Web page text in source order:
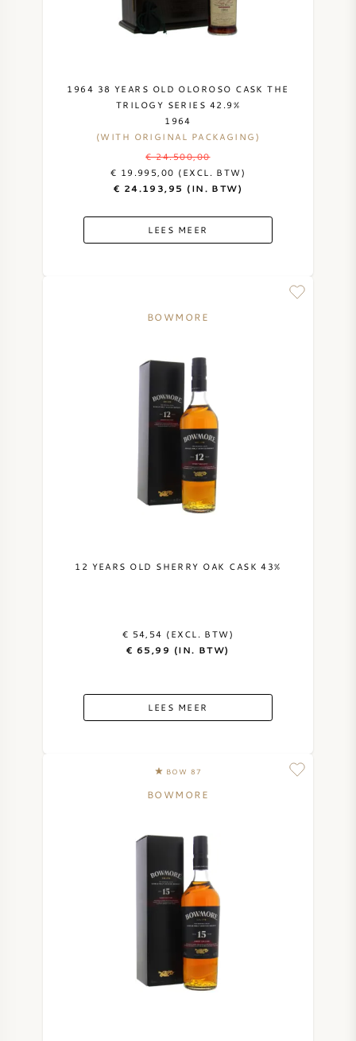
1964 38 YEARS OLD OLOROSO CASK THE
TRILOGY SERIES 42.9%
1964
(WITH ORIGINAL PACKAGING)
€ 24.500,00
€ 19.995,00 (EXCL. BTW)
€ 24.193,95 (IN. BTW)
LEES MEER
BOWMORE
12 YEARS OLD SHERRY OAK CASK 43%
€ 54,54 (EXCL. BTW)
€ 65,99 (IN. BTW)
LEES MEER
BOW 87
BOWMORE